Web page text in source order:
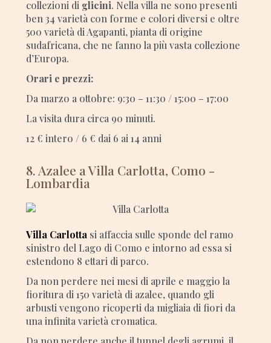
collezioni di glicini. Nella villa ne sono presenti
ben 34 varietà con forme e colori diversi e oltre
500 varietà di Agapanti, pianta di origine
sudafricana, che ne fanno la più vasta collezione
d’Europa.
Orari e prezzi:
Da marzo a ottobre: 9:30 – 11:30 / 15:00 – 17:00
La visita dura circa 90 minuti.
12 € intero / 6 € dai 6 ai 14 anni
8. Azalee a Villa Carlotta, Como -
Lombardia
Villa Carlotta si affaccia sulle sponde del ramo
sinistro del Lago di Como e intorno ad essa si
estendono 8 ettari di parco.
Da non perdere nei mesi di aprile e maggio la
fioritura di 150 varietà di azalee, quando gli
arbusti vengono ricoperti da migliaia di fiori da
una infinita varietà cromatica.